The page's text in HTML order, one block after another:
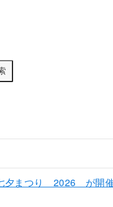
夕まつり 2026 が開